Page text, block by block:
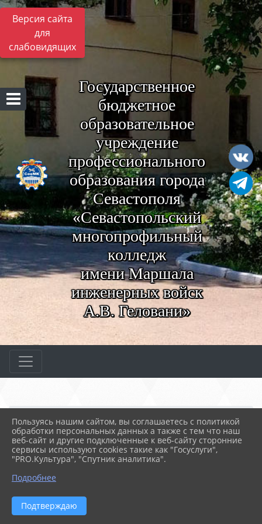
Версия сайта
для
слабовидящих
Государственное
бюджетное
образовательное
учреждение
профессионального
образования города
Севастополя
«Севастопольский
многопрофильный
колледж
имени Маршала
инженерных войск
А.В. Геловани»
Главная МЕРОПРИЯТИЯ
Новости
Студенты колледжа СевМ...
19.05.2026 06:29
СТУДЕНТЫ КОЛЛЕДЖА СЕВМК ПРИНЯЛИ
УЧАСТИЕ В ФЕСТИВАЛЕ БЕЗОПАСНОСТИ
Пользуясь нашим сайтом, вы соглашаетесь с политикой
обработки персональных данных а также с тем что наш
веб-сайт и другие подключенные к веб-сайту сторонние
сервисы используют cookies такие как "Госуслуги",
"PRO.Культура", "Спутник аналитика".
Подробнее
Подтверждаю